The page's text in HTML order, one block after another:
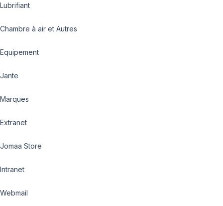
Lubrifiant
Chambre à air et Autres
Equipement
Jante
Marques
Extranet
Jomaa Store
Intranet
Webmail